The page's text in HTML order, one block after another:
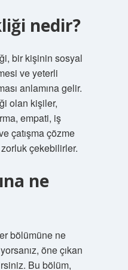
nedir?
bir kişinin sosyal
ve yeterli
anlamına gelir.
olan kişiler,
empati, iş
çatışma çözme
çekebilirler.
ne
bölümüne ne
öne çıkan
Bu bölüm,